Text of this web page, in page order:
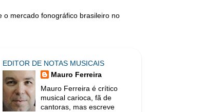
o mercado fonográfico brasileiro no
EDITOR DE NOTAS MUSICAIS
Mauro Ferreira
Mauro Ferreira é crítico
musical carioca, fã de
cantoras, mas escreve